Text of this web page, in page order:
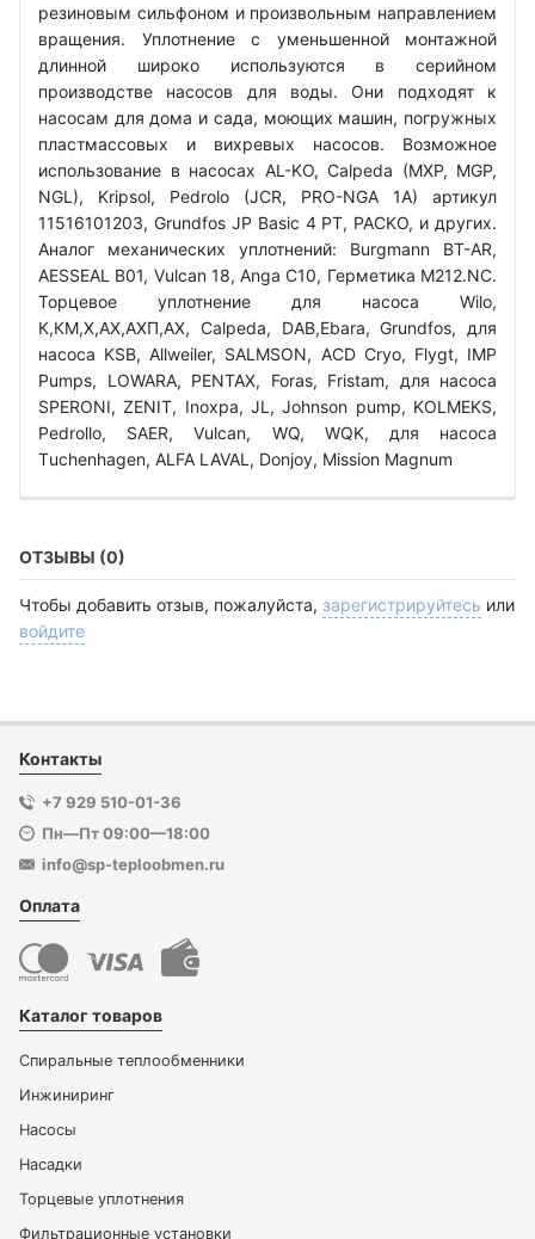
резиновым сильфоном и произвольным направлением
вращения. Уплотнение с уменьшенной монтажной
длинной широко используются в серийном
производстве насосов для воды. Они подходят к
насосам для дома и сада, моющих машин, погружных
пластмассовых и вихревых насосов. Возможное
использование в насосах AL-KO, Calpeda (MXP, MGP,
NGL), Kripsol, Pedrolo (JCR, PRO-NGA 1A) артикул
11516101203, Grundfos JP Basic 4 PT, PACKO, и других.
Аналог механических уплотнений: Burgmann BT-AR,
AESSEAL B01, Vulcan 18, Anga C10, Герметика М212.NC.
Торцевое уплотнение для насоса Wilo,
К,КМ,Х,АХ,АХП,АХ, Calpeda, DAB,Ebara, Grundfos, для
насоса KSB, Allweiler, SALMSON, ACD Cryo, Flygt, IMP
Pumps, LOWARA, PENTAX, Foras, Fristam, для насоса
SPERONI, ZENIT, Inoxpa, JL, Johnson pump, KOLMEKS,
Pedrollo, SAER, Vulcan, WQ, WQK, для насоса
Тuchenhagen, ALFA LAVAL, Donjoy, Mission Magnum
ОТЗЫВЫ (0)
Чтобы добавить отзыв, пожалуйста, зарегистрируйтесь или
войдите
Контакты
+7 929 510-01-36
Пн—Пт 09:00—18:00
info@sp-teploobmen.ru
Оплата
Каталог товаров
Спиральные теплообменники
Инжиниринг
Насосы
Насадки
Торцевые уплотнения
Фильтрационные установки